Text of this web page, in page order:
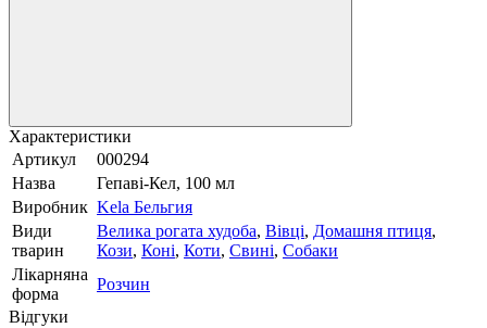
Характеристики
Артикул
000294
Назва
Гепаві-Кел, 100 мл
Виробник Kela Бельгия
Види
тварин
Велика рогата худоба, Вівці, Домашня птиця,
Кози, Коні, Коти, Свині, Собаки
Лікарняна
форма
Розчин
Відгуки